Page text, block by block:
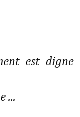
est digne
...